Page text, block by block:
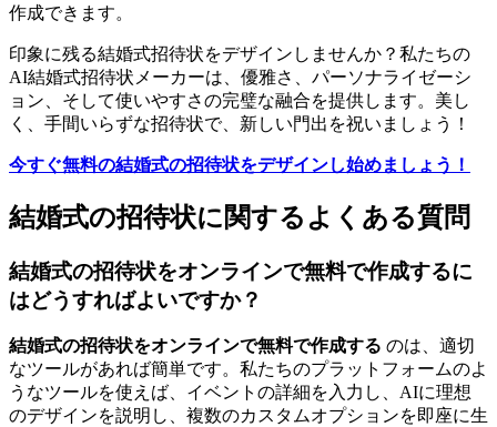
作成できます。
印象に残る結婚式招待状をデザインしませんか？私たちの
AI結婚式招待状メーカーは、優雅さ、パーソナライゼーシ
ョン、そして使いやすさの完璧な融合を提供します。美し
く、手間いらずな招待状で、新しい門出を祝いましょう！
今すぐ無料の結婚式の招待状をデザインし始めましょう！
結婚式の招待状に関するよくある質問
結婚式の招待状をオンラインで無料で作成するに
はどうすればよいですか？
結婚式の招待状をオンラインで無料で作成する のは、適切
なツールがあれば簡単です。私たちのプラットフォームのよ
うなツールを使えば、イベントの詳細を入力し、AIに理想
のデザインを説明し、複数のカスタムオプションを即座に生